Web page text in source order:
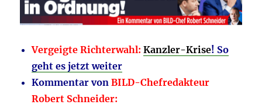
Vergeigte Richterwahl:Kanzler-Krise! So
geht es jetzt weiter
Kommentar von BILD-Chefredakteur
Robert Schneider: